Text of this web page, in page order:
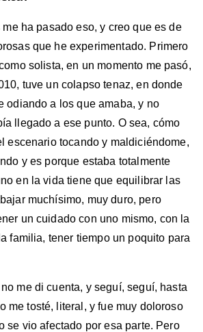
ha pasado eso, y creo que es de
que he experimentado. Primero
solista, en un momento me pasó,
tuve un colapso tenaz, en donde
odiando a los que amaba, y no
llegado a ese punto. O sea, cómo
escenario tocando y maldiciéndome,
y es porque estaba totalmente
en la vida tiene que equilibrar las
muchísimo, muy duro, pero
un cuidado con uno mismo, con la
familia, tener tiempo un poquito para
me di cuenta, y seguí, seguí, hasta
me tosté, literal, y fue muy doloroso
se vio afectado por esa parte. Pero